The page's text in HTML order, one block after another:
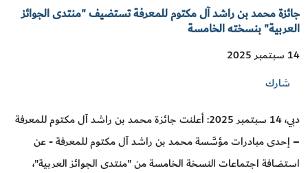
جائزة محمد بن راشد آل مكتوم للمعرفة تستضيف "منتدى الجوائز
العربية" بنسخته الخامسة
14 سبتمبر 2025
شارك
دبي، 14 سبتمبر 2025: أعلنت جائزة محمد بن راشد آل مكتوم للمعرفة
– إحدى مبادرات مؤسَّسة محمد بن راشد آل مكتوم للمعرفة - عن
استضافة اجتماعات النسخة الخامسة من "منتدى الجوائز العربية"،